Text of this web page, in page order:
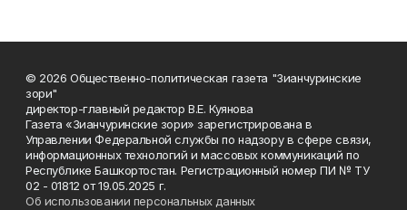
© 2026 Общественно-политическая газета "Зианчуринские
зори"
директор-главный редактор В.Е. Куянова
Газета «Зианчуринские зори» зарегистрирована в
Управлении Федеральной службы по надзору в сфере связи,
информационных технологий и массовых коммуникаций по
Республике Башкортостан. Регистрационный номер ПИ № ТУ
02 - 01812 от 19.05.2025 г.
Об использовании персональных данных